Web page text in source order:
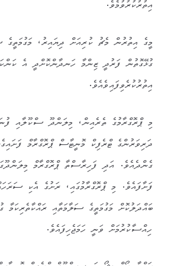
އިތުރުކުރުވުމެވެ.
މީގެ އިތުރުން މެޗު ކުރިއަށް ދިޔައިރު، މަގުމަތީގެ
ގުޅޭގޮތުން ފަރުދީ ޒިންމާ ހަނދާންކޮށްދީ އެ
އިތުރުކުރެވިފައިވެއެވެ.
މި ޕްރޮގްރާމުގެ ތެރެއިން، މިލަންދޫ ސްކޫލާއި
ދަރިވަރުންގެ ޓްރެފިކް މޮނީޓާސް ޕްރޮގްރާމް
ގެންދެއެވެ. އަދި ފަހިރާސްތާ ޕްރޮގްރާމް
ފަށާފައެވެ. މި ޕްރޮގްރާމުގައި، ރަށުގެ އެކި
ބައްދަލުކޮށް މަގުމަތީގެ ސަލާމަތާއި ރައްކާތެރިކަމާ
ހިއްސާކުރުމަށް ވަނީ ހަމަޖެހިފައެވެ.